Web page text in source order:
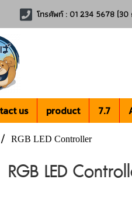
โทรศัพท์ : 01 234 5678 (30
us product 7.7
RGB LED Controller
RGB LED